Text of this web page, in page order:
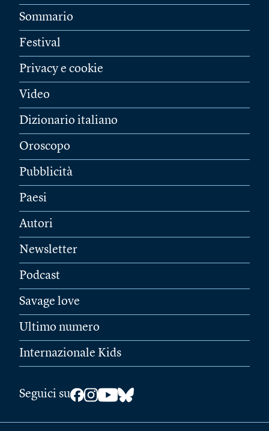
Sommario
Festival
Privacy e cookie
Video
Dizionario italiano
Oroscopo
Pubblicità
Paesi
Autori
Newsletter
Podcast
Savage love
Ultimo numero
Internazionale Kids
Seguici su